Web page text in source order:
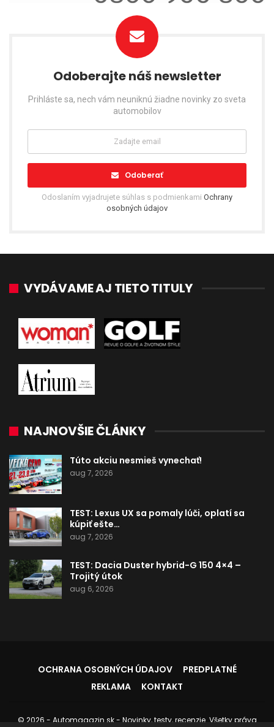
Odoberajte náš newsletter
Prihláste sa, nech vám neuniknú žiadne novinky zo sveta
automobilov
Odoberať
Odoslaním vyjadrujete súhlas s podmienkami Ochrany
osobných údajov
VYDÁVAME AJ TIETO TITULY
NAJNOVŠIE ČLÁNKY
Túto akciu nesmieš vynechať!
aug 7, 2026
TEST: Lexus UX sa pomaly lúči, oplatí sa
kúpiť ešte…
aug 7, 2026
TEST: Dacia Duster hybrid-G 150 4×4 –
Trojitý útok
aug 6, 2026
OCHRANA OSOBNÝCH ÚDAJOV
PREDPLATNÉ
REKLAMA
KONTAKT
© 2026 - Automagazin.sk - Novinky, testy, recenzie. Všetky práva